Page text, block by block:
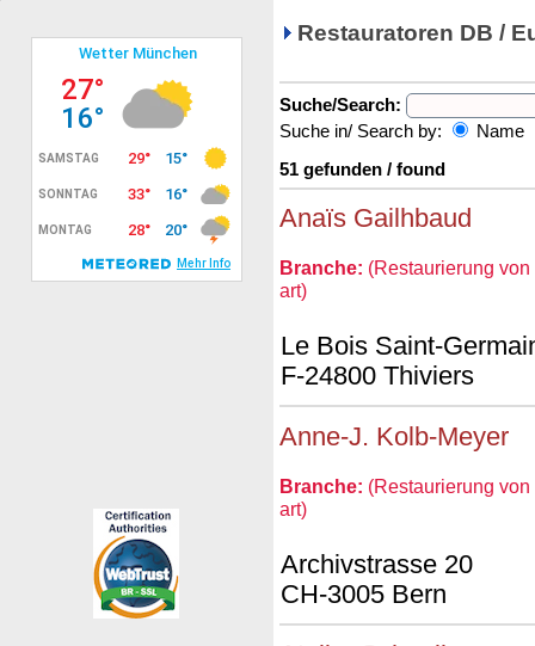
Restauratoren DB /
Suche/Search:
Suche in/ Search by:
Name
51 gefunden / found
Anaïs Gailhbaud
Branche: (Restaurierung
art)
Le Bois Saint-
F-24800 Thiviers
Anne-J. Kolb-Meyer
Branche: (Restaurierung
art)
Archivstrasse 20
CH-3005 Bern